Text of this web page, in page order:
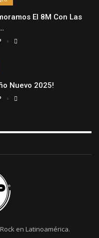
El 8M Con Las
Nuevo 2025!
en Latinoamérica.